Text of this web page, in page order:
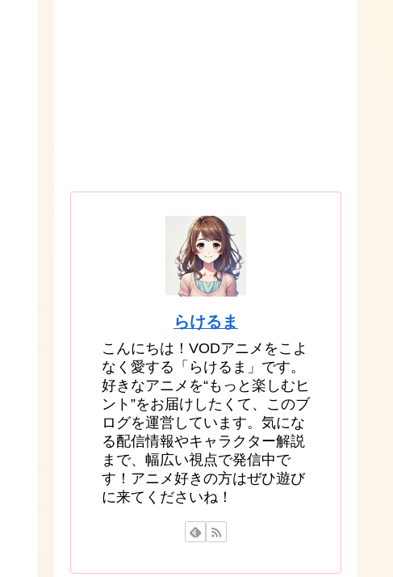
らけるま
こんにちは！VODアニメをこよ
なく愛する「らけるま」です。
好きなアニメを“もっと楽しむヒ
ント”をお届けしたくて、このブ
ログを運営しています。気にな
る配信情報やキャラクター解説
まで、幅広い視点で発信中で
す！アニメ好きの方はぜひ遊び
に来てくださいね！